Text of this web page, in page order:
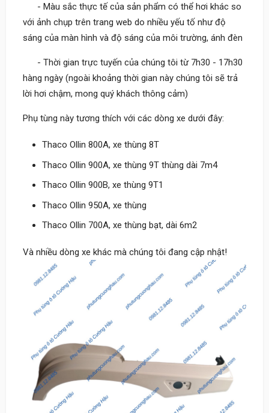
- Màu sắc thực tế của sản phẩm có thể hơi khác so
với ảnh chụp trên trang web do nhiều yếu tố như độ
sáng của màn hình và độ sáng của môi trường, ánh đèn
- Thời gian trực tuyến của chúng tôi từ 7h30 - 17h30
hàng ngày (ngoài khoảng thời gian này chúng tôi sẽ trả
lời hơi chậm, mong quý khách thông cảm)
Phụ tùng này tương thích với các dòng xe dưới đây:
Thaco Ollin 800A, xe thùng 8T
Thaco Ollin 900A, xe thùng 9T thùng dài 7m4
Thaco Ollin 900B, xe thùng 9T1
Thaco Ollin 950A, xe thùng
Thaco Ollin 700A, xe thùng bạt, dài 6m2
Và nhiều dòng xe khác mà chúng tôi đang cập nhật!